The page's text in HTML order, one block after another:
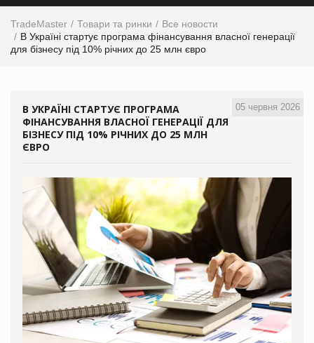
TradeMaster Товари та ринки
Все новости
В Україні стартує програма фінансування власної генерації
для бізнесу під 10% річних до 25 млн євро
05 червня 2026
В УКРАЇНІ СТАРТУЄ ПРОГРАМА
ФІНАНСУВАННЯ ВЛАСНОЇ ГЕНЕРАЦІЇ ДЛЯ
БІЗНЕСУ ПІД 10% РІЧНИХ ДО 25 МЛН
ЄВРО